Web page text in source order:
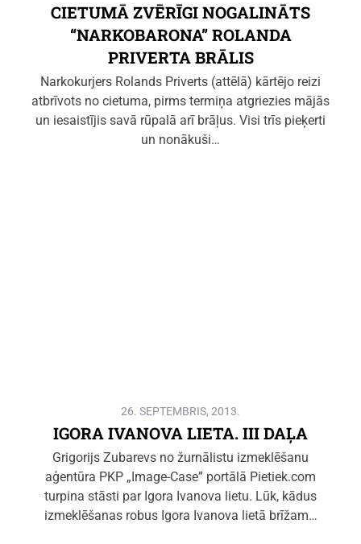
CIETUMĀ ZVĒRĪGI NOGALINĀTS
“NARKOBARONA” ROLANDA
PRIVERTA BRĀLIS
Narkokurjers Rolands Priverts (attēlā) kārtējo reizi
atbrīvots no cietuma, pirms termiņa atgriezies mājās
un iesaistījis savā rūpalā arī brāļus. Visi trīs pieķerti
un nonākuši…
26. SEPTEMBRIS, 2013.
IGORA IVANOVA LIETA. III DAĻA
Grigorijs Zubarevs no žurnālistu izmeklēšanu
aģentūra PKP „Image-Case” portālā Pietiek.com
turpina stāsti par Igora Ivanova lietu. Lūk, kādus
izmeklēšanas robus Igora Ivanova lietā brīžam…